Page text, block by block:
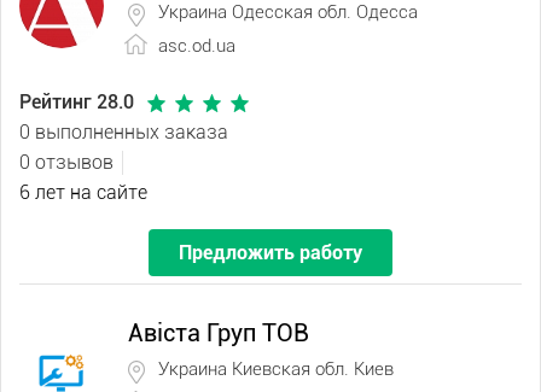
Украина Одесская обл. Одесса
asc.od.ua
Рейтинг 28.0
0 выполненных заказа
0 отзывов
6 лет на сайте
Предложить работу
Авіста Груп ТОВ
Украина Киевская обл. Киев